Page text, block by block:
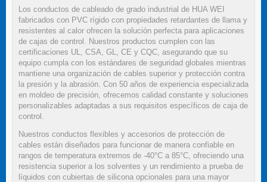
Los conductos de cableado de grado industrial de HUA WEI
fabricados con PVC rígido con propiedades retardantes de llama y
resistentes al calor ofrecen la solución perfecta para aplicaciones
de cajas de control. Nuestros productos cumplen con las
certificaciones UL, CSA, GL, CE y CQC, asegurando que su
equipo cumpla con los estándares de seguridad globales mientras
mantiene una organización de cables superior y protección contra
la presión y la abrasión. Con 50 años de experiencia especializada
en moldeo de precisión, ofrecemos calidad constante y soluciones
personalizables adaptadas a sus requisitos específicos de caja de
control.
Nuestros conductos flexibles y accesorios de protección de
cables están diseñados para funcionar de manera confiable en
rangos de temperatura extremos de -40°C a 85°C, ofreciendo una
resistencia superior a los solventes y un rendimiento a prueba de
líquidos con cubiertas de silicona opcionales para una mayor